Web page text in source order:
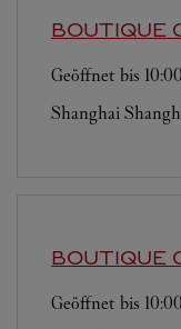
BOUTIQUE
Geöffnet bis
Shanghai
BOUTIQUE
Geöffnet bis